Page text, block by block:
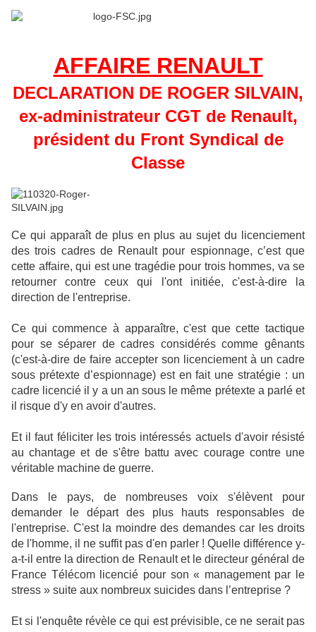
AFFAIRE RENAULT
DECLARATION DE ROGER SILVAIN,
ex-administrateur CGT de Renault,
président du Front Syndical de
Classe
Ce qui apparaît de plus en plus au sujet du licenciement
des trois cadres de Renault pour espionnage, c’est que
cette affaire, qui est une tragédie pour trois hommes, va se
retourner contre ceux qui l'ont initiée, c'est-à-dire la
direction de l'entreprise.
Ce qui commence à apparaître, c'est que cette tactique
pour se séparer de cadres considérés comme gênants
(c'est-à-dire de faire accepter son licenciement à un cadre
sous prétexte d’espionnage) est en fait une stratégie : un
cadre licencié il y a un an sous le même prétexte a parlé et
il risque d'y en avoir d'autres.
Et il faut féliciter les trois intéressés actuels d'avoir résisté
au chantage et de s'être battu avec courage contre une
véritable machine de guerre.
Dans le pays, de nombreuses voix s'élèvent pour
demander le départ des plus hauts responsables de
l'entreprise. C'est la moindre des demandes car les droits
de l'homme, il ne suffit pas d'en parler ! Quelle différence y-
a-t-il entre la direction de Renault et le directeur général de
France Télécom licencié pour son « management par le
stress » suite aux nombreux suicides dans l’entreprise ?
Et si l'enquête révèle ce qui est prévisible, ce ne serait pas